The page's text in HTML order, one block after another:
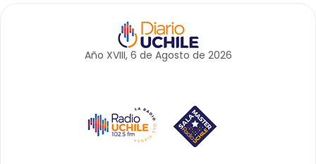
Año XVIII, 6 de Agosto de 2026